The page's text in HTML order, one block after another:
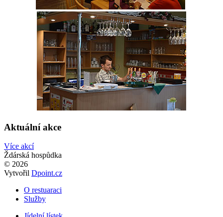
Aktuální akce
Více akcí
Ždárská hospůdka
© 2026
Vytvořil Dpoint.cz
O restuaraci
Služby